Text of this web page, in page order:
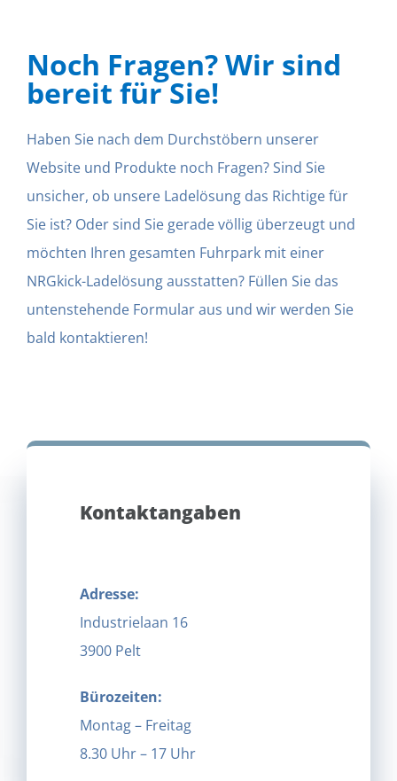
Noch Fragen? Wir sind
bereit für Sie!
Haben Sie nach dem Durchstöbern unserer
Website und Produkte noch Fragen? Sind Sie
unsicher, ob unsere Ladelösung das Richtige für
Sie ist? Oder sind Sie gerade völlig überzeugt und
möchten Ihren gesamten Fuhrpark mit einer
NRGkick-Ladelösung ausstatten? Füllen Sie das
untenstehende Formular aus und wir werden Sie
bald kontaktieren!
Kontaktangaben
Adresse:
Industrielaan 16
3900 Pelt
Bürozeiten:
Montag – Freitag
8.30 Uhr – 17 Uhr